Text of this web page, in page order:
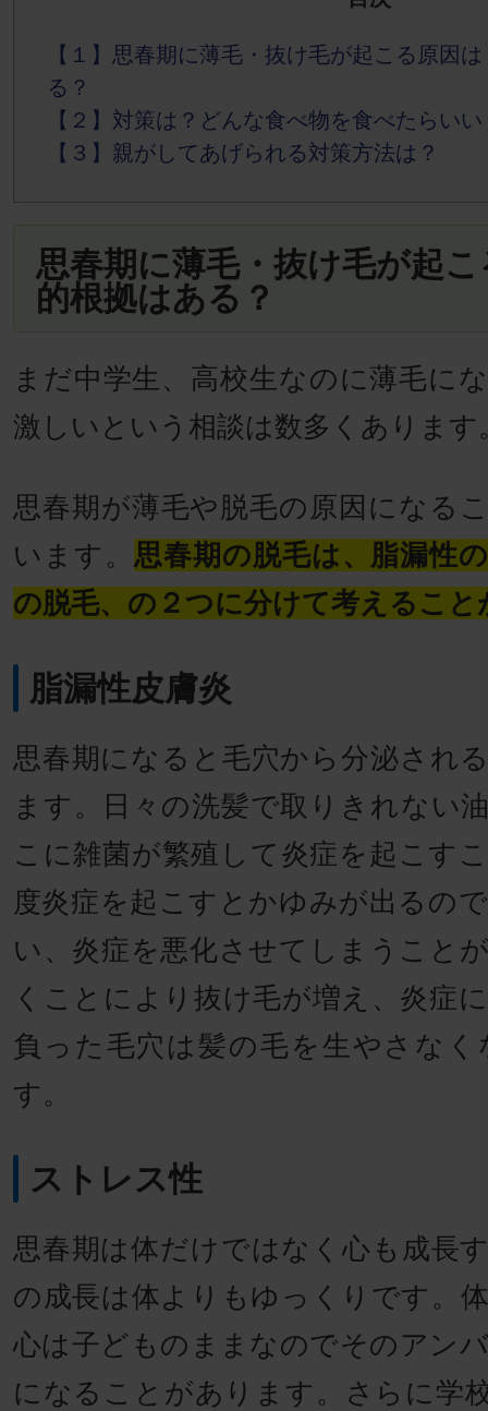
【１】 思春期に薄毛・抜け毛が起こる原因
る？
【２】 対策は？どんな食べ物を食べたらいい
【３】 親がしてあげられる対策方法は？
思春期に薄毛・抜け毛が起
的根拠はある？
まだ中学生、高校生なのに薄毛に
激しいという相談は数多くあります
思春期が薄毛や脱毛の原因になる
います。 思春期の脱毛は、脂漏性
の脱毛、の２つに分けて考えるこ
脂漏性皮膚炎
思春期になると毛穴から分泌され
ます。日々の洗髪で取りきれない
こに雑菌が繁殖して炎症を起こす
度炎症を起こすとかゆみが出るの
い、炎症を悪化させてしまうこと
くことにより抜け毛が増え、炎症
負った毛穴は髪の毛を生やさな
す。
ストレス性
思春期は体だけではなく心も成長
の成長は体よりもゆっくりです。
心は子どものままなのでそのアン
になることがあります。さらに学